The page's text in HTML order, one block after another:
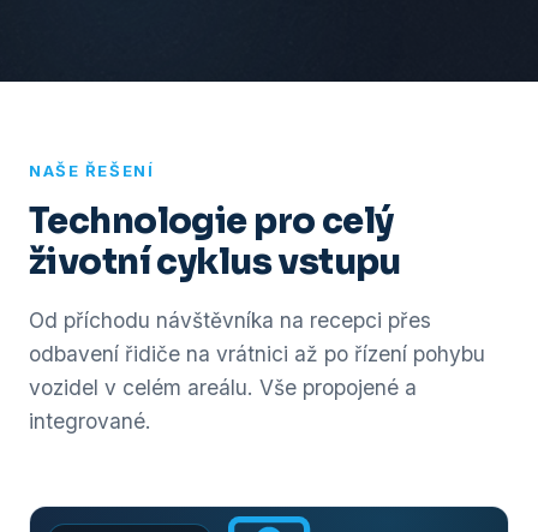
NAŠE ŘEŠENÍ
Technologie pro celý
životní cyklus vstupu
Od příchodu návštěvníka na recepci přes
odbavení řidiče na vrátnici až po řízení pohybu
vozidel v celém areálu. Vše propojené a
integrované.